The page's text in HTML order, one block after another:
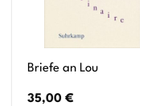
Briefe an Lou
35,00€